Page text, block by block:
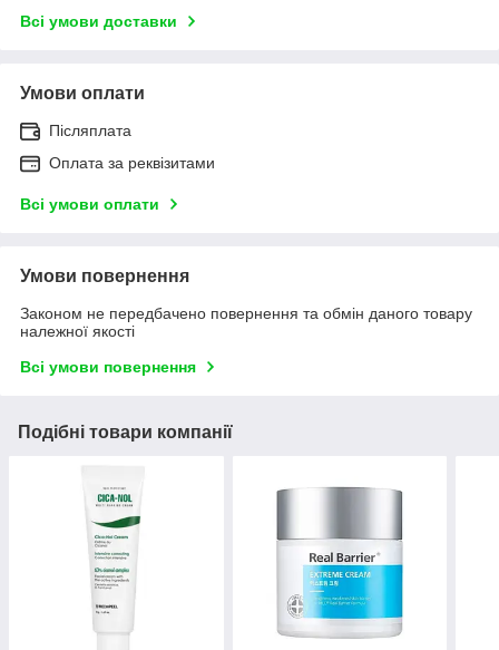
Всі умови доставки
Умови оплати
Післяплата
Оплата за реквізитами
Всі умови оплати
Умови повернення
Законом не передбачено повернення та обмін даного товару
належної якості
Всі умови повернення
Подібні товари компанії